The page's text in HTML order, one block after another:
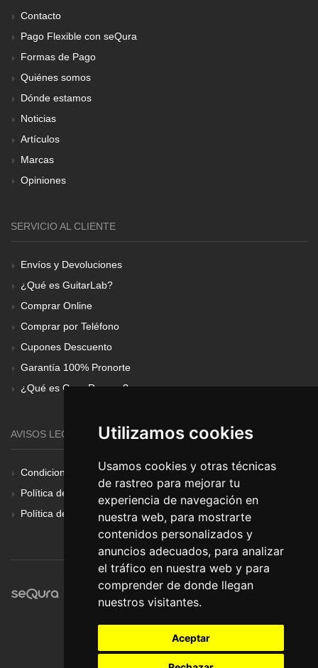
Utilizamos cookies
Usamos cookies y otras técnicas
de rastreo para mejorar tu
experiencia de navegación en
nuestra web, para mostrarte
contenidos personalizados y
anuncios adecuados, para analizar
el tráfico en nuestra web y para
comprender de donde llegan
nuestros visitantes.
Aceptar
Contacto
Pago Flexible con seQura
Formas de Pago
Quiénes somos
Dónde estamos
Noticias
Artículos
Marcas
Opiniones
SERVICIO AL CLIENTE
Envíos y Devoluciones
¿Qué es GuitarLab?
Comprar Online
Comprar por Teléfono
Cupones Descuento
Garantía 100% Pronorte
¿Qué es Gear Renove?
AVISOS LEGALES
Condiciones Generales
Política de Cookies
Política de Privacidad